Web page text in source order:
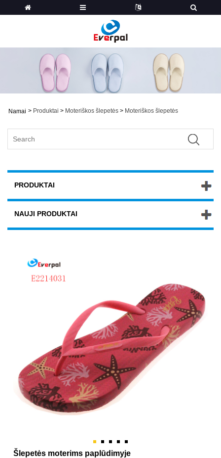
Namai > Produktai > Moteriškos šlepetės > Moteriškos šlepetės
PRODUKTAI
NAUJI PRODUKTAI
Šlepetės moterims paplūdimyje